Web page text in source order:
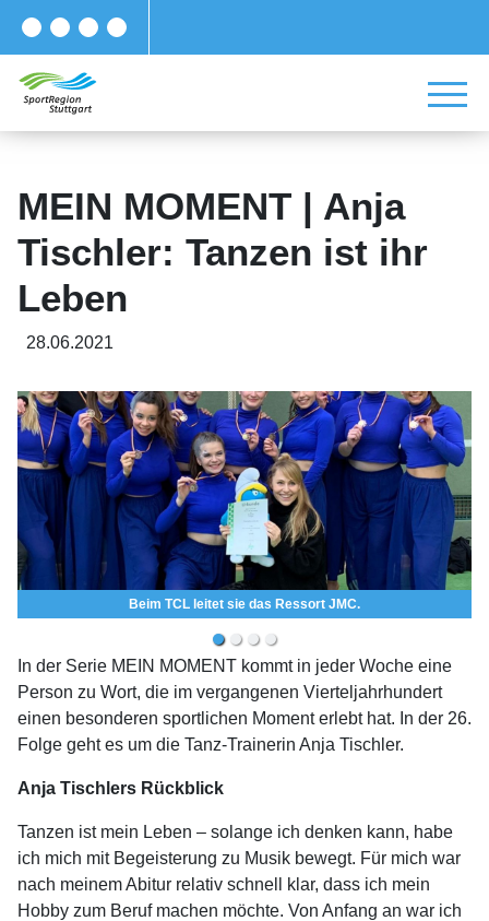
MEIN MOMENT | Anja
Tischler: Tanzen ist ihr
Leben
28.06.2021
Beim TCL leitet sie das Ressort JMC.
In der Serie MEIN MOMENT kommt in jeder Woche eine
Person zu Wort, die im vergangenen Vierteljahrhundert
einen besonderen sportlichen Moment erlebt hat. In der 26.
Folge geht es um die Tanz-Trainerin Anja Tischler.
Anja Tischlers Rückblick
Tanzen ist mein Leben – solange ich denken kann, habe
ich mich mit Begeisterung zu Musik bewegt. Für mich war
nach meinem Abitur relativ schnell klar, dass ich mein
Hobby zum Beruf machen möchte. Von Anfang an war ich